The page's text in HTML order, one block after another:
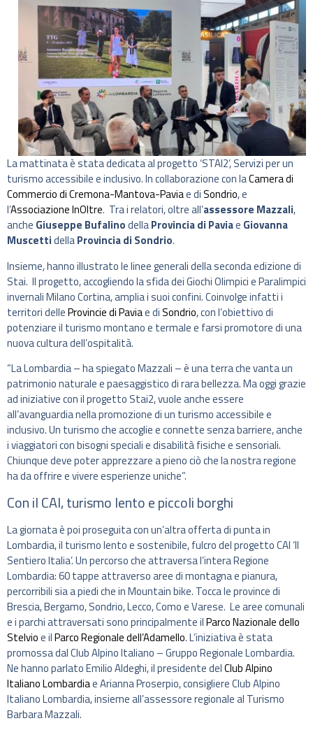
La mattinata è stata dedicata al progetto ‘STAI2’, Servizi per un
turismo accessibile e inclusivo. In collaborazione con laCamera di
Commercio di Cremona-Mantova-Paviae diSondrio, e
l’Associazione InOltre. Tra i relatori, oltre all’assessore Mazzali,
anche Giuseppe BufalinodellaProvincia di Paviae Giovanna
MuscettidellaProvincia di Sondrio.
Insieme, hanno illustrato le linee generali della seconda edizione di
Stai. Il progetto, accogliendo la sfida dei Giochi Olimpici e Paralimpici
invernali Milano Cortina, amplia i suoi confini. Coinvolge infatti i
territori delleProvincie di Paviae diSondrio, con l’obiettivo di
potenziare il turismo montano e termale e farsi promotore di una
nuova cultura dell’ospitalità.
“La Lombardia – ha spiegato Mazzali – è una terra che vanta un
patrimonio naturale e paesaggistico di rara bellezza. Ma oggi grazie
ad iniziative con il progetto Stai2, vuole anche essere
all’avanguardia nella promozione di un turismo accessibile e
inclusivo. Un turismo che accoglie e connette senza barriere, anche
i viaggiatori con bisogni speciali e disabilità fisiche e sensoriali.
Chiunque deve poter apprezzare a pieno ciò che la nostra regione
ha da offrire e vivere esperienze uniche”.
Con il CAI, turismo lento e piccoli borghi
La giornata è poi proseguita con un’altra offerta di punta in
Lombardia, il turismo lento e sostenibile, fulcro del progetto CAI ‘Il
Sentiero Italia’. Un percorso che attraversa l’intera Regione
Lombardia: 60 tappe attraverso aree di montagna e pianura,
percorribili sia a piedi che in Mountain bike. Tocca le province di
Brescia, Bergamo, Sondrio, Lecco, Como e Varese. Le aree comunali
e i parchi attraversati sono principalmente ilParco Nazionale dello
Stelvioe ilParco Regionale dell’Adamello. L’iniziativa è stata
promossa dal Club Alpino Italiano – Gruppo Regionale Lombardia.
Ne hanno parlato Emilio Aldeghi, il presidente delClub Alpino
Italiano Lombardiae Arianna Proserpio, consigliere Club Alpino
Italiano Lombardia, insieme all’assessore regionale al Turismo
Barbara Mazzali.